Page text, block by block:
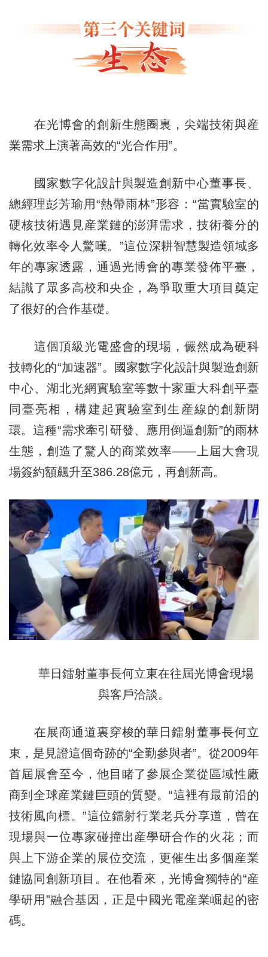
在光博會的創新生態圈裏，尖端技術與産
業需求上演著高效的“光合作用”。
國家數字化設計與製造創新中心董事長、
總經理彭芳瑜用“熱帶雨林”形容：“當實驗室的
硬核技術遇見産業鏈的澎湃需求，技術養分的
轉化效率令人驚嘆。”這位深耕智慧製造領域多
年的專家透露，通過光博會的專業發佈平臺，
結識了眾多高校和央企，為爭取重大項目奠定
了很好的合作基礎。
這個頂級光電盛會的現場，儼然成為硬科
技轉化的“加速器”。國家數字化設計與製造創新
中心、湖北光網實驗室等數十家重大科創平臺
同臺亮相，構建起實驗室到生産線的創新閉
環。這種“需求牽引研發、應用倒逼創新”的雨林
生態，創造了驚人的商業效率——上屆大會現
場簽約額飆升至386.28億元，再創新高。
華日鐳射董事長何立東在往屆光博會現場
與客戶洽談。
在展商通道裏穿梭的華日鐳射董事長何立
東，是見證這個奇跡的“全勤參與者”。從2009年
首屆展會至今，他目睹了參展企業從區域性廠
商到全球産業鏈巨頭的質變。“這裡有最前沿的
技術風向標。”這位鐳射行業老兵分享道，曾在
現場與一位專家碰撞出産學研合作的火花；而
與上下游企業的展位交流，更催生出多個産業
鏈協同創新項目。在他看來，光博會獨特的“産
學研用”融合基因，正是中國光電産業崛起的密
碼。